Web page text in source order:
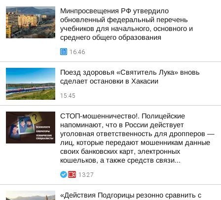
Минпросвещения РФ утвердило
обновленный федеральный перечень
учебников для начального, основного и
среднего общего образования
16:46
Поезд здоровья «Святитель Лука» вновь
сделает остановки в Хакасии
15:45
СТОП-мошенничество!. Полицейские
напоминают, что в России действует
уголовная ответственность для дропперов —
лиц, которые передают мошенникам данные
своих банковских карт, электронных
кошельков, а также средств связи...
13:27
«Действия Подгорицы резонно сравнить с